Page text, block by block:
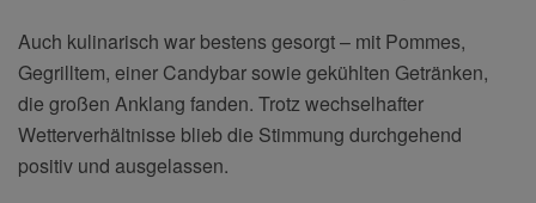
Auch kulinarisch war bestens gesorgt – mit Pommes,
Gegrilltem, einer Candybar sowie gekühlten Getränken,
die großen Anklang fanden. Trotz wechselhafter
Wetterverhältnisse blieb die Stimmung durchgehend
positiv und ausgelassen.